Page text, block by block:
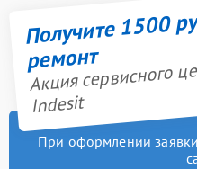
Получите 1500
ремонт
Акция сервисного
Indesit
При оформлении